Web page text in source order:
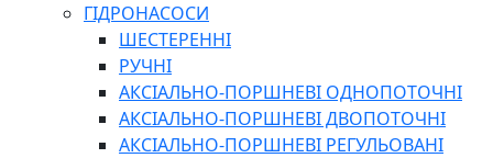
ГІДРОНАСОСИ
ШЕСТЕРЕННІ
РУЧНІ
АКСІАЛЬНО-ПОРШНЕВІ ОДНОПОТОЧНІ
АКСІАЛЬНО-ПОРШНЕВІ ДВОПОТОЧНІ
АКСІАЛЬНО-ПОРШНЕВІ РЕГУЛЬОВАНІ